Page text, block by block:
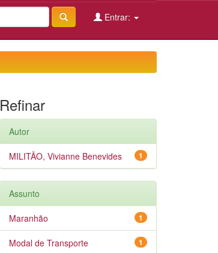
Entrar:
Refinar
Autor
1
MILITÃO, Vivianne Benevides
Assunto
1
Maranhão
1
Modal de Transporte